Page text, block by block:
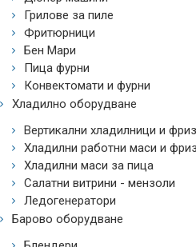
Грилове за пиле
Фритюрници
Бен Мари
Пица фурни
Конвектомати и фурни
Хладилно оборудване
Вертикални хладилници и
Хладилни работни маси и
Хладилни маси за пица
Салатни витрини - мензоли
Ледогенератори
Барово оборудване